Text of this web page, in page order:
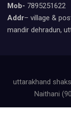
Mob- 7895251622
Addr– village &
mandir dehradun,
uttarakhand
Naithani